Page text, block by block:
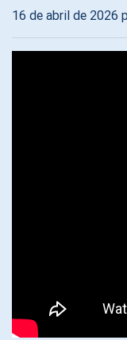
16 de abril de 2026